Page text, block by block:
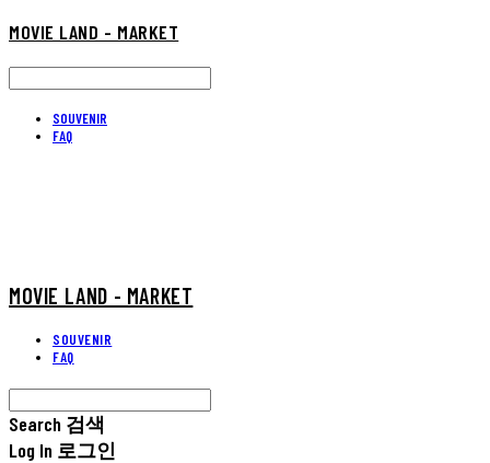
MOVIE LAND - MARKET
SOUVENIR
FAQ
MOVIE LAND - MARKET
SOUVENIR
FAQ
Search 검색
Log In 로그인